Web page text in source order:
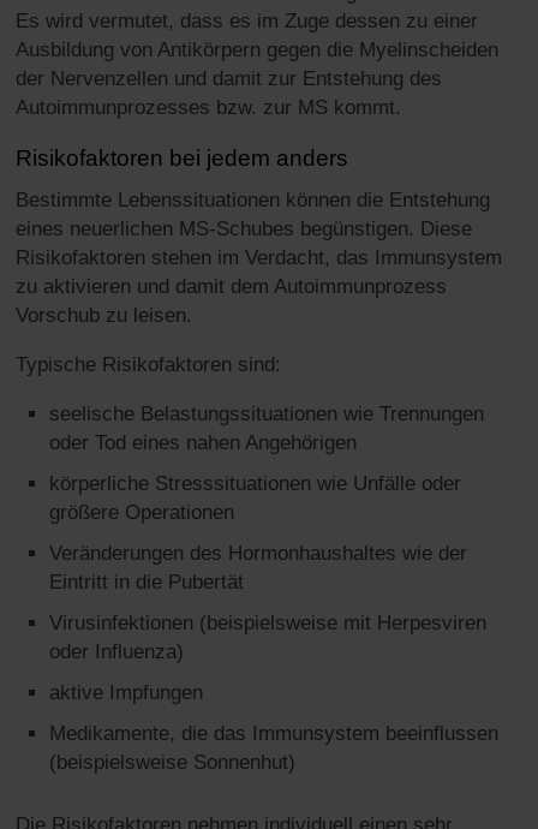
Es wird vermutet, dass es im Zuge dessen zu einer
Ausbildung von Antikörpern gegen die Myelinscheiden
der Nervenzellen und damit zur Entstehung des
Autoimmunprozesses bzw. zur MS kommt.
Risikofaktoren bei jedem anders
Bestimmte Lebenssituationen können die Entstehung
eines neuerlichen MS-Schubes begünstigen. Diese
Risikofaktoren stehen im Verdacht, das Immunsystem
zu aktivieren und damit dem Autoimmunprozess
Vorschub zu leisen.
Typische Risikofaktoren sind:
seelische Belastungssituationen wie Trennungen
oder Tod eines nahen Angehörigen
körperliche Stresssituationen wie Unfälle oder
größere Operationen
Veränderungen des Hormonhaushaltes wie der
Eintritt in die Pubertät
Virusinfektionen (beispielsweise mit Herpesviren
oder Influenza)
aktive Impfungen
Medikamente, die das Immunsystem beeinflussen
(beispielsweise Sonnenhut)